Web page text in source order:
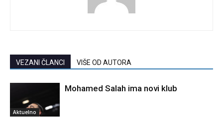
VEZANI ČLANCI VIŠE OD AUTORA
Aktuelno
Mohamed Salah ima novi klub